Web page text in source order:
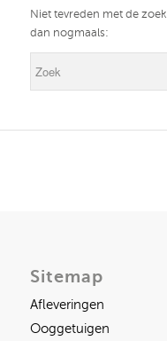
Niet tevreden met de
dan nogmaals:
Sitemap
Afleveringen
Ooggetuigen